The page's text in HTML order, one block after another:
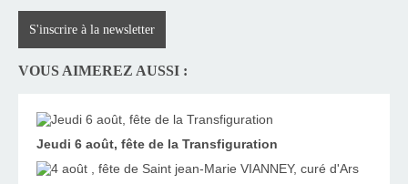
S'inscrire à la newsletter
VOUS AIMEREZ AUSSI :
Jeudi 6 août, fête de la Transfiguration